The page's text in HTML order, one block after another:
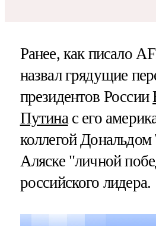
Ранее, как писало
назвал грядущие
президентов России
Путина с его
коллегой
Аляске "личной
российского лидера.